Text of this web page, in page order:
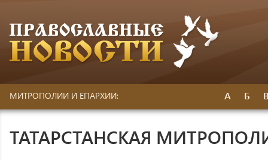
МИТРОПОЛИИ И ЕПАРХИИ: А Б
ТАТАРСТАНСКАЯ